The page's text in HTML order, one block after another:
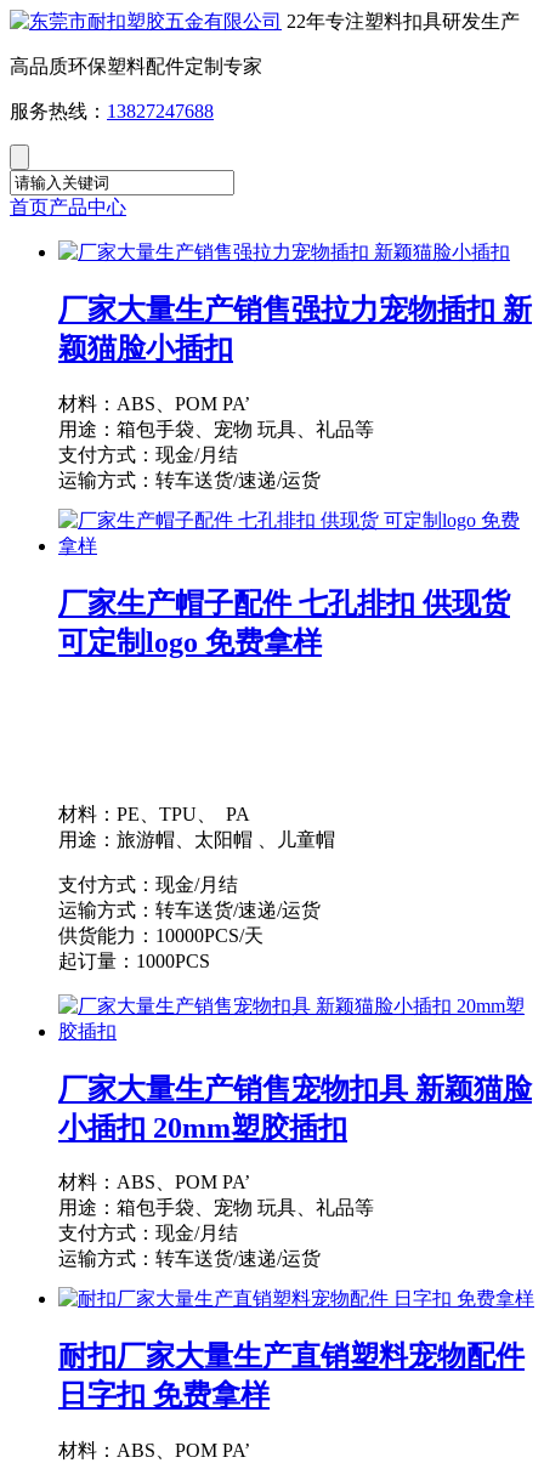
22年专注塑料扣具研发生产
高品质环保塑料配件定制专家
服务热线： 13827247688
首页产品中心
厂家大量生产销售强拉力宠物插扣 新
颖猫脸小插扣
材料：ABS、POM PA’
用途：箱包手袋、宠物 玩具、礼品等
支付方式：现金/月结
运输方式：转车送货/速递/运货
供货能力：10000PCS/天
起订量：1000PCS
厂家生产帽子配件 七孔排扣 供现货
可定制logo 免费拿样
材料：PE、TPU、 PA
用途：旅游帽、太阳帽 、儿童帽
支付方式：现金/月结
运输方式：转车送货/速递/运货
供货能力：10000PCS/天
起订量：1000PCS
厂家大量生产销售宠物扣具 新颖猫脸
小插扣 20mm塑胶插扣
材料：ABS、POM PA’
用途：箱包手袋、宠物 玩具、礼品等
支付方式：现金/月结
运输方式：转车送货/速递/运货
供货能力：10000PCS/天
起订量：1000PCS
耐扣厂家大量生产直销塑料宠物配件
日字扣 免费拿样
材料：ABS、POM PA’